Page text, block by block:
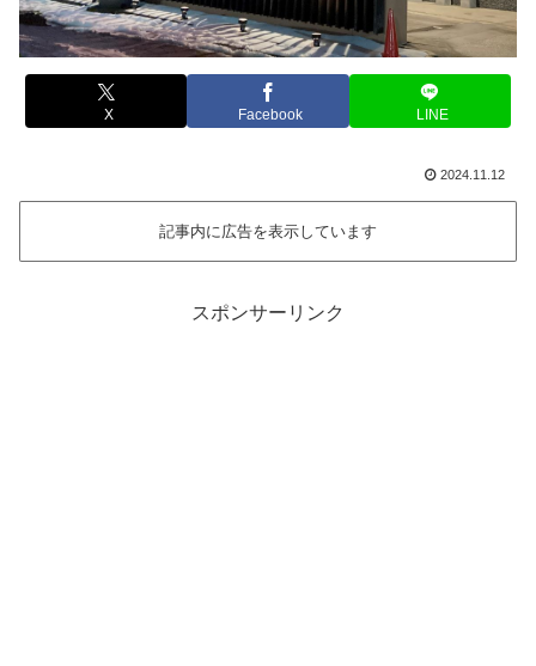
X Facebook LINE
2024.11.12
記事内に広告を表示しています
スポンサーリンク